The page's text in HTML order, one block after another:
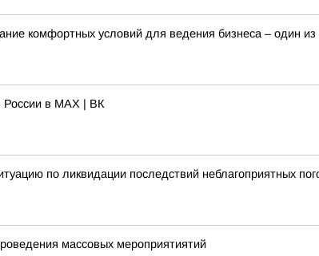
комфортных условий для ведения бизнеса – один
в MAX | ВК
по ликвидации последствий неблагоприятных
массовых мероприятиятий